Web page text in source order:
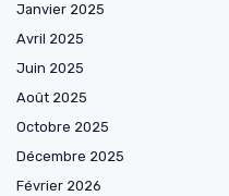
Janvier 2025
Avril 2025
Juin 2025
Août 2025
Octobre 2025
Décembre 2025
Février 2026